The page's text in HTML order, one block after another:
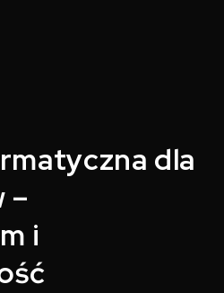
dla
–
i